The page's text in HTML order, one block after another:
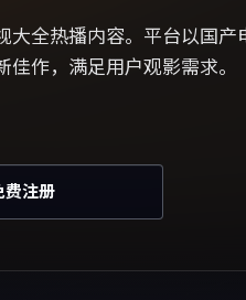
大全热播内容。平台以国产
作，满足用户观影需求。
费注册